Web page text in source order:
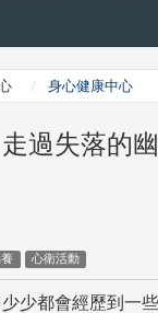
身心健康中心
走過失落的
心衛活動
少都會經歷到一